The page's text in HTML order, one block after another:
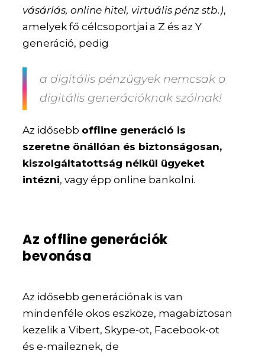
vásárlás, online hitel, virtuális pénz stb.),
amelyek fő célcsoportjai a Z és az Y
generáció, pedig
a digitális pénzügyek nemcsak a
digitális generációknak szólnak!
Az idősebb offline generáció is
szeretne önállóan és biztonságosan,
kiszolgáltatottság nélkül ügyeket
intézni, vagy épp online bankolni.
Az offline generációk
bevonása
Az idősebb generációnak is van
mindenféle okos eszköze, magabiztosan
kezelik a Vibert, Skype-ot, Facebook-ot
és e-maileznek, de